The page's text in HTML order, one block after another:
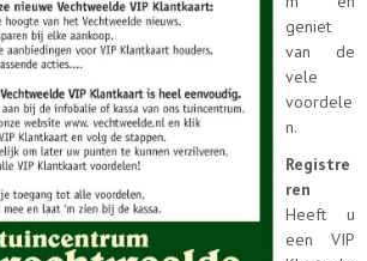
geniet
van de
vele
voordele
n.
Registre
ren
Heeft u
een VIP